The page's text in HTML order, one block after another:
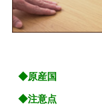
◆原産国
◆注意点